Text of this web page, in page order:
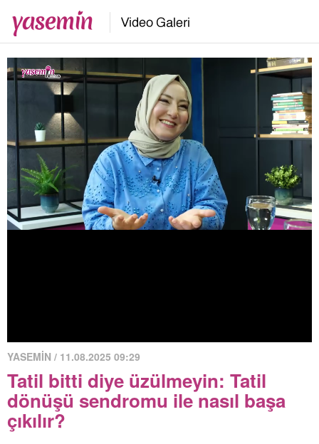
YASEMİN / 11.08.2025 09:29
Tatil bitti diye üzülmeyin: Tatil
dönüşü sendromu ile nasıl başa
çıkılır?